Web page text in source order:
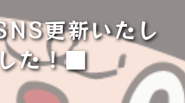
更新いたし
た！■